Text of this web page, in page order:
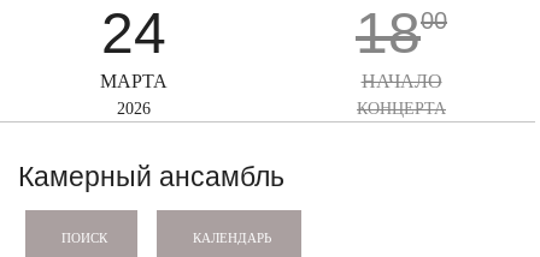
24
МАРТА
2026
1800
НАЧАЛО
КОНЦЕРТА
Камерный ансамбль
ПОИСК КАЛЕНДАРЬ